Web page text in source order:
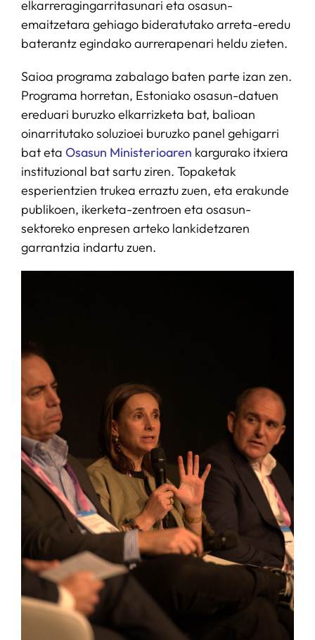
elkarreragingarritasunari eta osasun-
emaitzetara gehiago bideratutako arreta-eredu
baterantz egindako aurrerapenari heldu zieten.
Saioa programa zabalago baten parte izan zen.
Programa horretan, Estoniako osasun-datuen
ereduari buruzko elkarrizketa bat, balioan
oinarritutako soluzioei buruzko panel gehigarri
bat eta Osasun Ministerioaren kargurako itxiera
instituzional bat sartu ziren. Topaketak
esperientzien trukea erraztu zuen, eta erakunde
publikoen, ikerketa-zentroen eta osasun-
sektoreko enpresen arteko lankidetzaren
garrantzia indartu zuen.